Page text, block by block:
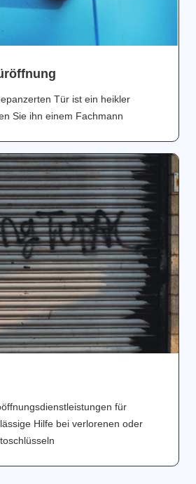
Tür ist ein heikler
Sie ihn einem Fachmann
für
Hilfe bei verlorenen oder